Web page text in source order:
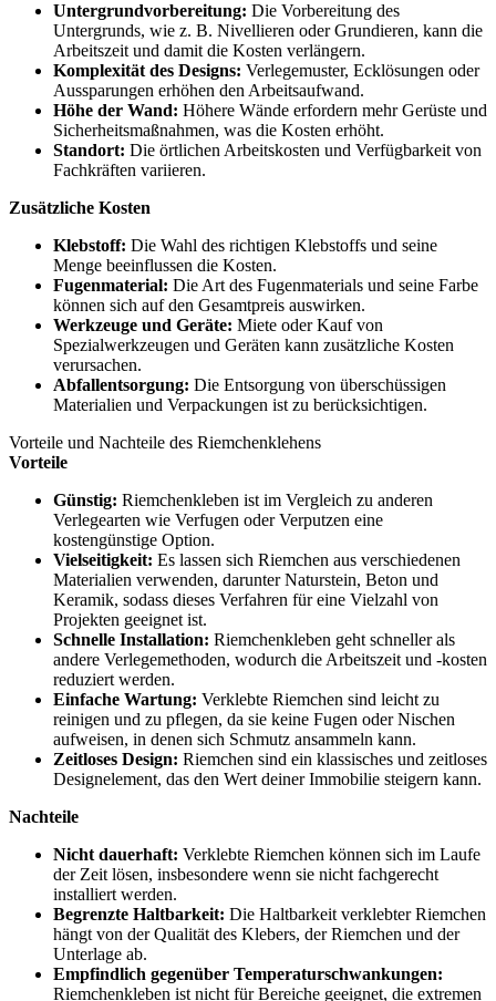
Untergrundvorbereitung: Die Vorbereitung des
Untergrunds, wie z. B. Nivellieren oder Grundieren, kann die
Arbeitszeit und damit die Kosten verlängern.
Komplexität des Designs: Verlegemuster, Ecklösungen oder
Aussparungen erhöhen den Arbeitsaufwand.
Höhe der Wand: Höhere Wände erfordern mehr Gerüste und
Sicherheitsmaßnahmen, was die Kosten erhöht.
Standort: Die örtlichen Arbeitskosten und Verfügbarkeit von
Fachkräften variieren.
Zusätzliche Kosten
Klebstoff: Die Wahl des richtigen Klebstoffs und seine
Menge beeinflussen die Kosten.
Fugenmaterial: Die Art des Fugenmaterials und seine Farbe
können sich auf den Gesamtpreis auswirken.
Werkzeuge und Geräte: Miete oder Kauf von
Spezialwerkzeugen und Geräten kann zusätzliche Kosten
verursachen.
Abfallentsorgung: Die Entsorgung von überschüssigen
Materialien und Verpackungen ist zu berücksichtigen.
Vorteile und Nachteile des Riemchenklehens
Vorteile
Günstig: Riemchenkleben ist im Vergleich zu anderen
Verlegearten wie Verfugen oder Verputzen eine
kostengünstige Option.
Vielseitigkeit: Es lassen sich Riemchen aus verschiedenen
Materialien verwenden, darunter Naturstein, Beton und
Keramik, sodass dieses Verfahren für eine Vielzahl von
Projekten geeignet ist.
Schnelle Installation: Riemchenkleben geht schneller als
andere Verlegemethoden, wodurch die Arbeitszeit und -kosten
reduziert werden.
Einfache Wartung: Verklebte Riemchen sind leicht zu
reinigen und zu pflegen, da sie keine Fugen oder Nischen
aufweisen, in denen sich Schmutz ansammeln kann.
Zeitloses Design: Riemchen sind ein klassisches und zeitloses
Designelement, das den Wert deiner Immobilie steigern kann.
Nachteile
Nicht dauerhaft: Verklebte Riemchen können sich im Laufe
der Zeit lösen, insbesondere wenn sie nicht fachgerecht
installiert werden.
Begrenzte Haltbarkeit: Die Haltbarkeit verklebter Riemchen
hängt von der Qualität des Klebers, der Riemchen und der
Unterlage ab.
Empfindlich gegenüber Temperaturschwankungen:
Riemchenkleben ist nicht für Bereiche geeignet, die extremen